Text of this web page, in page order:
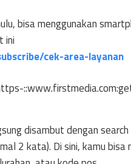
bisa menggunakan
ini
cek-area-layanan
disambut dengan
2 kata). Di sini, kamu bisa